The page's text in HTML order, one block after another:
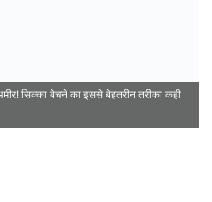
सिक्का बेचने का इससे बेहतरीन तरीका कही